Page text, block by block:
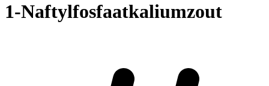
1-Naftylfosfaatkaliumzout